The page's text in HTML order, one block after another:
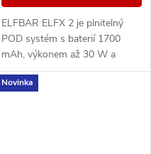
ELFBAR ELFX 2 je plnitelný
POD systém s baterií 1700
mAh, výkonem až 30 W a
podporou stylu vapování od
MTL po RDL. Nabízí režimy
Novinka